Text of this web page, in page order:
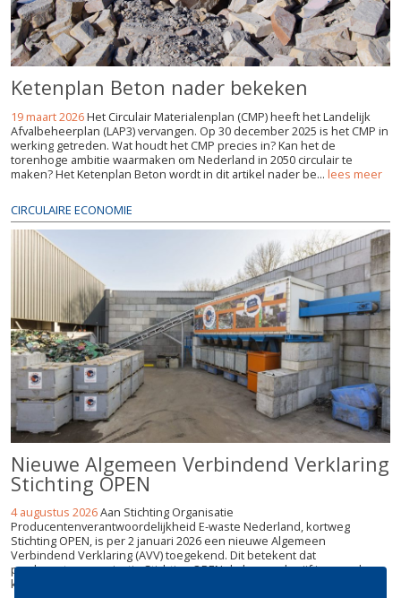
Ketenplan Beton nader bekeken
19 maart 2026Het Circulair Materialenplan (CMP) heeft het Landelijk
Afvalbeheerplan (LAP3) vervangen. Op 30 december 2025 is het CMP in
werking getreden. Wat houdt het CMP precies in? Kan het de
torenhoge ambitie waarmaken om Nederland in 2050 circulair te
maken? Het Ketenplan Beton wordt in dit artikel nader be... lees meer
CIRCULAIRE ECONOMIE
Nieuwe Algemeen Verbindend Verklaring
Stichting OPEN
4 augustus 2026Aan Stichting Organisatie
Producentenverantwoordelijkheid E-waste Nederland, kortweg
Stichting OPEN, is per 2 januari 2026 een nieuwe Algemeen
Verbindend Verklaring (AVV) toegekend. Dit betekent dat
producentenorganisatie Stichting OPEN de komende vijf jaar verder
kan bouwen aan een circulaire elekt...